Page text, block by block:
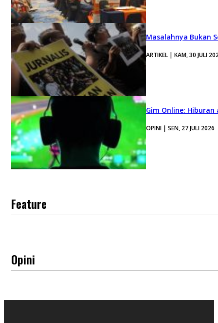
Masalahnya Bukan
ARTIKEL | KAM, 30 JULI
Gim Online:
OPINI | SEN, 27 JULI 2026
Feature
Opini